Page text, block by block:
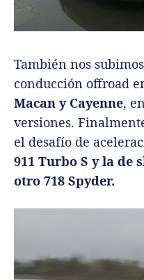
También nos
conducción offroad
Macan y Cayenne,
versiones.
el desafío de
911 Turbo S y la de
otro 718 Spyder.